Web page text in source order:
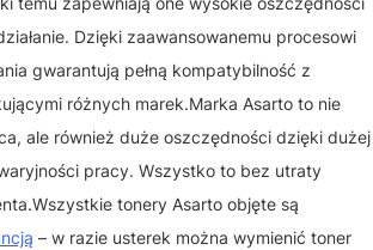
Dzięki zaawansowanemu procesowi
gwarantują pełną kompatybilność z
różnych marek.Marka Asarto to nie
ale również duże oszczędności dzięki dużej
pracy. Wszystko to bez utraty
tonery Asarto objęte są
– w razie usterek można wymienić toner